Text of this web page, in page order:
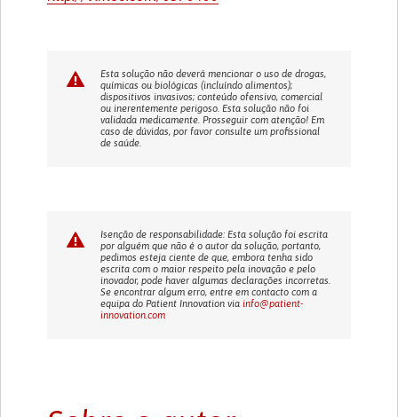
Esta solução não deverá mencionar o uso de drogas,
químicas ou biológicas (incluíndo alimentos);
dispositivos invasivos; conteúdo ofensivo, comercial
ou inerentemente perigoso. Esta solução não foi
validada medicamente. Prosseguir com atenção! Em
caso de dúvidas, por favor consulte um profissional
de saúde.
Isenção de responsabilidade: Esta solução foi escrita
por alguém que não é o autor da solução, portanto,
pedimos esteja ciente de que, embora tenha sido
escrita com o maior respeito pela inovação e pelo
inovador, pode haver algumas declarações incorretas.
Se encontrar algum erro, entre em contacto com a
equipa do Patient Innovation viainfo@patient-
innovation.com